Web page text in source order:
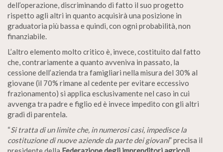
dell’operazione, discriminando di fatto il suo progetto
rispetto agli altri in quanto acquisirà una posizione in
graduatoria più bassa e quindi, con ogni probabilità, non
finanziabile.
L’altro elemento molto critico è, invece, costituito dal fatto
che, contrariamente a quanto avveniva in passato, la
cessione dell’azienda tra famigliari nella misura del 30% al
giovane (il 70% rimane al cedente per evitare eccessivo
frazionamento) si applica esclusivamente nel caso in cui
avvenga tra padre e figlio ed è invece impedito con gli altri
gradi di parentela.
“Si tratta di un limite che, in numerosi casi, impedisce la
costituzione di nuove aziende da parte dei giovani” precisa il